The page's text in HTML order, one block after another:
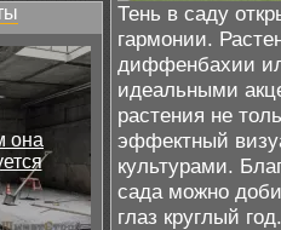
она
Тень в саду
гармонии.
диффенбахии
идеальными
растения не
эффектный
культурами.
сада можно
глаз круглый год.